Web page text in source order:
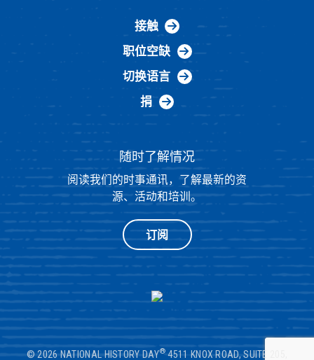
接触
职位空缺
切换语言
捐
随时了解情况
阅读我们的时事通讯，了解最新的资
源、活动和培训。
订阅
© 2026 NATIONAL HISTORY DAY® 4511 KNOX ROAD, SUITE 205,